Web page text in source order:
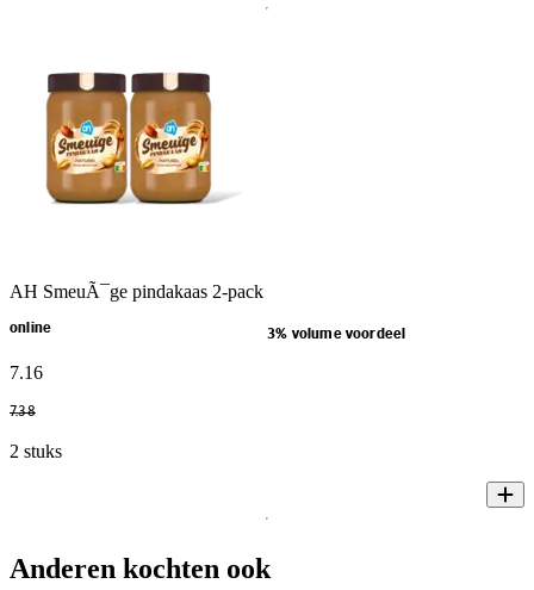
AH SmeuÃ¯ge pindakaas 2-pack
online 3% volume voordeel
7.16
7.38
2 stuks
Anderen kochten ook